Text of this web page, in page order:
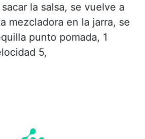
la salsa, se vuelve a
mezcladora en la jarra, se
punto pomada, 1
5,